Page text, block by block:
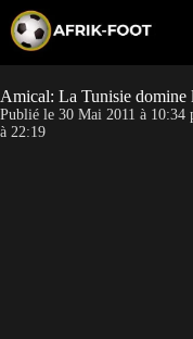
p
o
c
Amical: La Tunisie domine
Publié le 30 Mai 2011 à 10:34
à 22:19